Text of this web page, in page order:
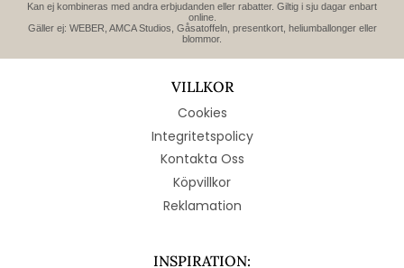
Kan ej kombineras med andra erbjudanden eller rabatter. Giltig i sju dagar enbart
online.
Gäller ej: WEBER, AMCA Studios, Gåsatoffeln, presentkort, heliumballonger eller
blommor.
VILLKOR
Cookies
Integritetspolicy
Kontakta Oss
Köpvillkor
Reklamation
INSPIRATION: